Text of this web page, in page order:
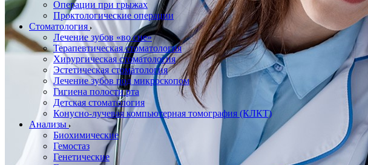
Операции при грыжах
Проктологические операции
Стоматология
Лечение зубов «во сне»
Терапевтическая стоматология
Хирургическая стоматология
Эстетическая стоматология
Лечение зубов под микроскопом
Гигиена полости рта
Детская стоматология
Конусно-лучевая компьютерная томография (КЛКТ)
Анализы
Биохимические
Гемостаз
Генетические